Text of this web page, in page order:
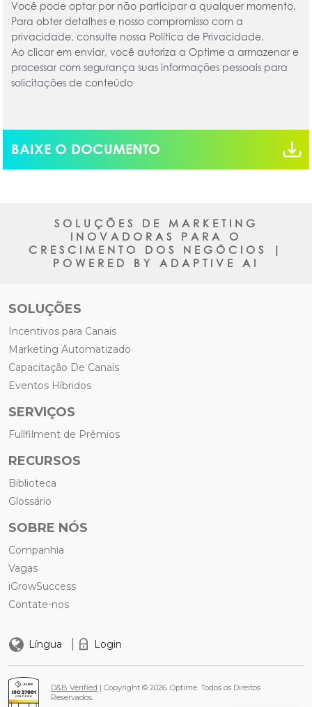
Você pode optar por não participar a qualquer momento.
Para obter detalhes e nosso compromisso com a
privacidade, consulte nossa Política de Privacidade.
Ao clicar em enviar, você autoriza a Optime a armazenar e
processar com segurança suas informações pessoais para
solicitações de conteúdo
BAIXE O DOCUMENTO
SOLUÇÕES DE MARKETING
INOVADORAS PARA O
CRESCIMENTO DOS NEGÓCIOS |
POWERED BY ADAPTIVE AI
SOLUÇÕES
Incentivos para Canais
Marketing Automatizado
Capacitação De Canais
Eventos Híbridos
SERVIÇOS
Fullfilment de Prêmios
RECURSOS
Biblioteca
Glossário
SOBRE NÓS
Companhia
Vagas
iGrowSuccess
Contate-nos
Língua Login
D&B Verified | Copyright © 2026. Optime. Todos os Direitos
Reservados.